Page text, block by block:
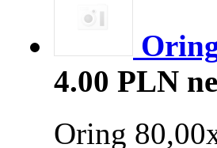
4.00 PLN
Oring